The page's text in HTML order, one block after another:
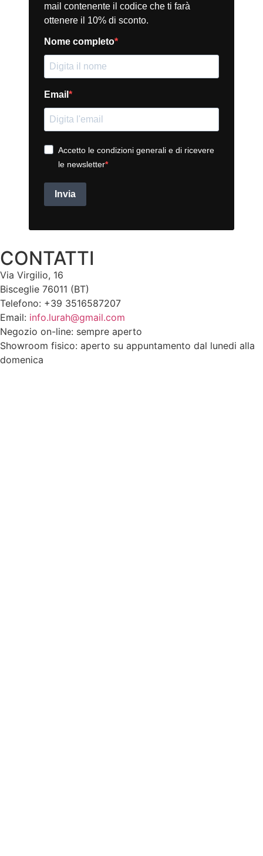
mail contenente il codice che ti farà
ottenere il 10% di sconto.
Nome completo
Email
Accetto le condizioni generali e di ricevere
le newsletter
Invia
CONTATTI
Via Virgilio, 16
Bisceglie 76011 (BT)
Telefono: +39 3516587207
Email: info.lurah@gmail.com
Negozio on-line: sempre aperto
Showroom fisico: aperto su appuntamento dal lunedi alla
domenica